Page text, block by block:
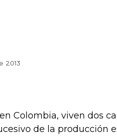
2013
Colombia, viven dos
de la producción